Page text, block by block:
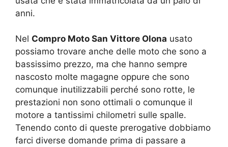
anni.
Nel Compro Moto San Vittore Olona usato
possiamo trovare anche delle moto che sono a
bassissimo prezzo, ma che hanno sempre
nascosto molte magagne oppure che sono
comunque inutilizzabili perché sono rotte, le
prestazioni non sono ottimali o comunque il
motore a tantissimi chilometri sulle spalle.
Tenendo conto di queste prerogative dobbiamo
farci diverse domande prima di passare a